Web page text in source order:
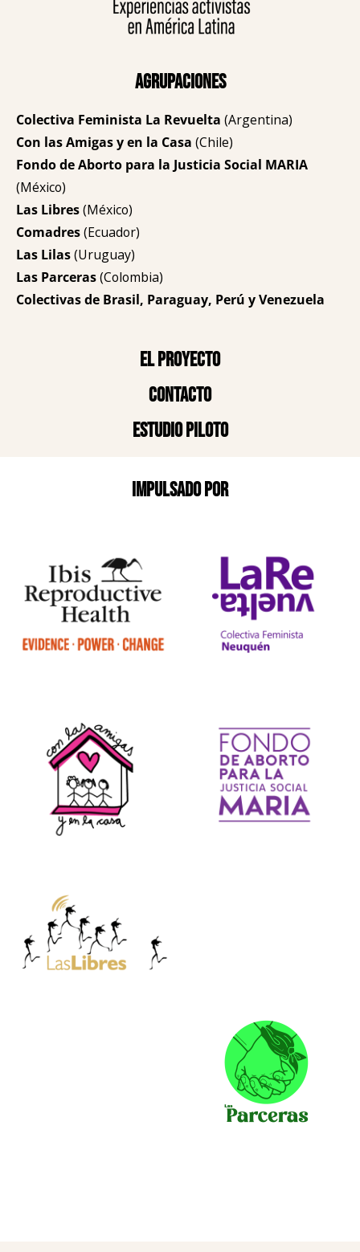
Agrupaciones
Colectiva Feminista La Revuelta (Argentina)
Con las Amigas y en la Casa (Chile)
Fondo de Aborto para la Justicia Social MARIA
(México)
Las Libres(México)
Comadres(Ecuador)
Las Lilas(Uruguay)
Las Parceras(Colombia)
Colectivas de Brasil, Paraguay, Perú y Venezuela
El proyecto
Contacto
Estudio piloto
Impulsado por